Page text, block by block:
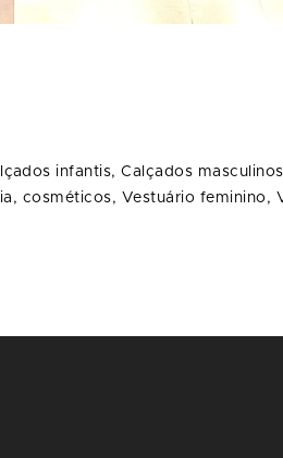
infantis,Calçados
cosméticos, Vestuário feminino,